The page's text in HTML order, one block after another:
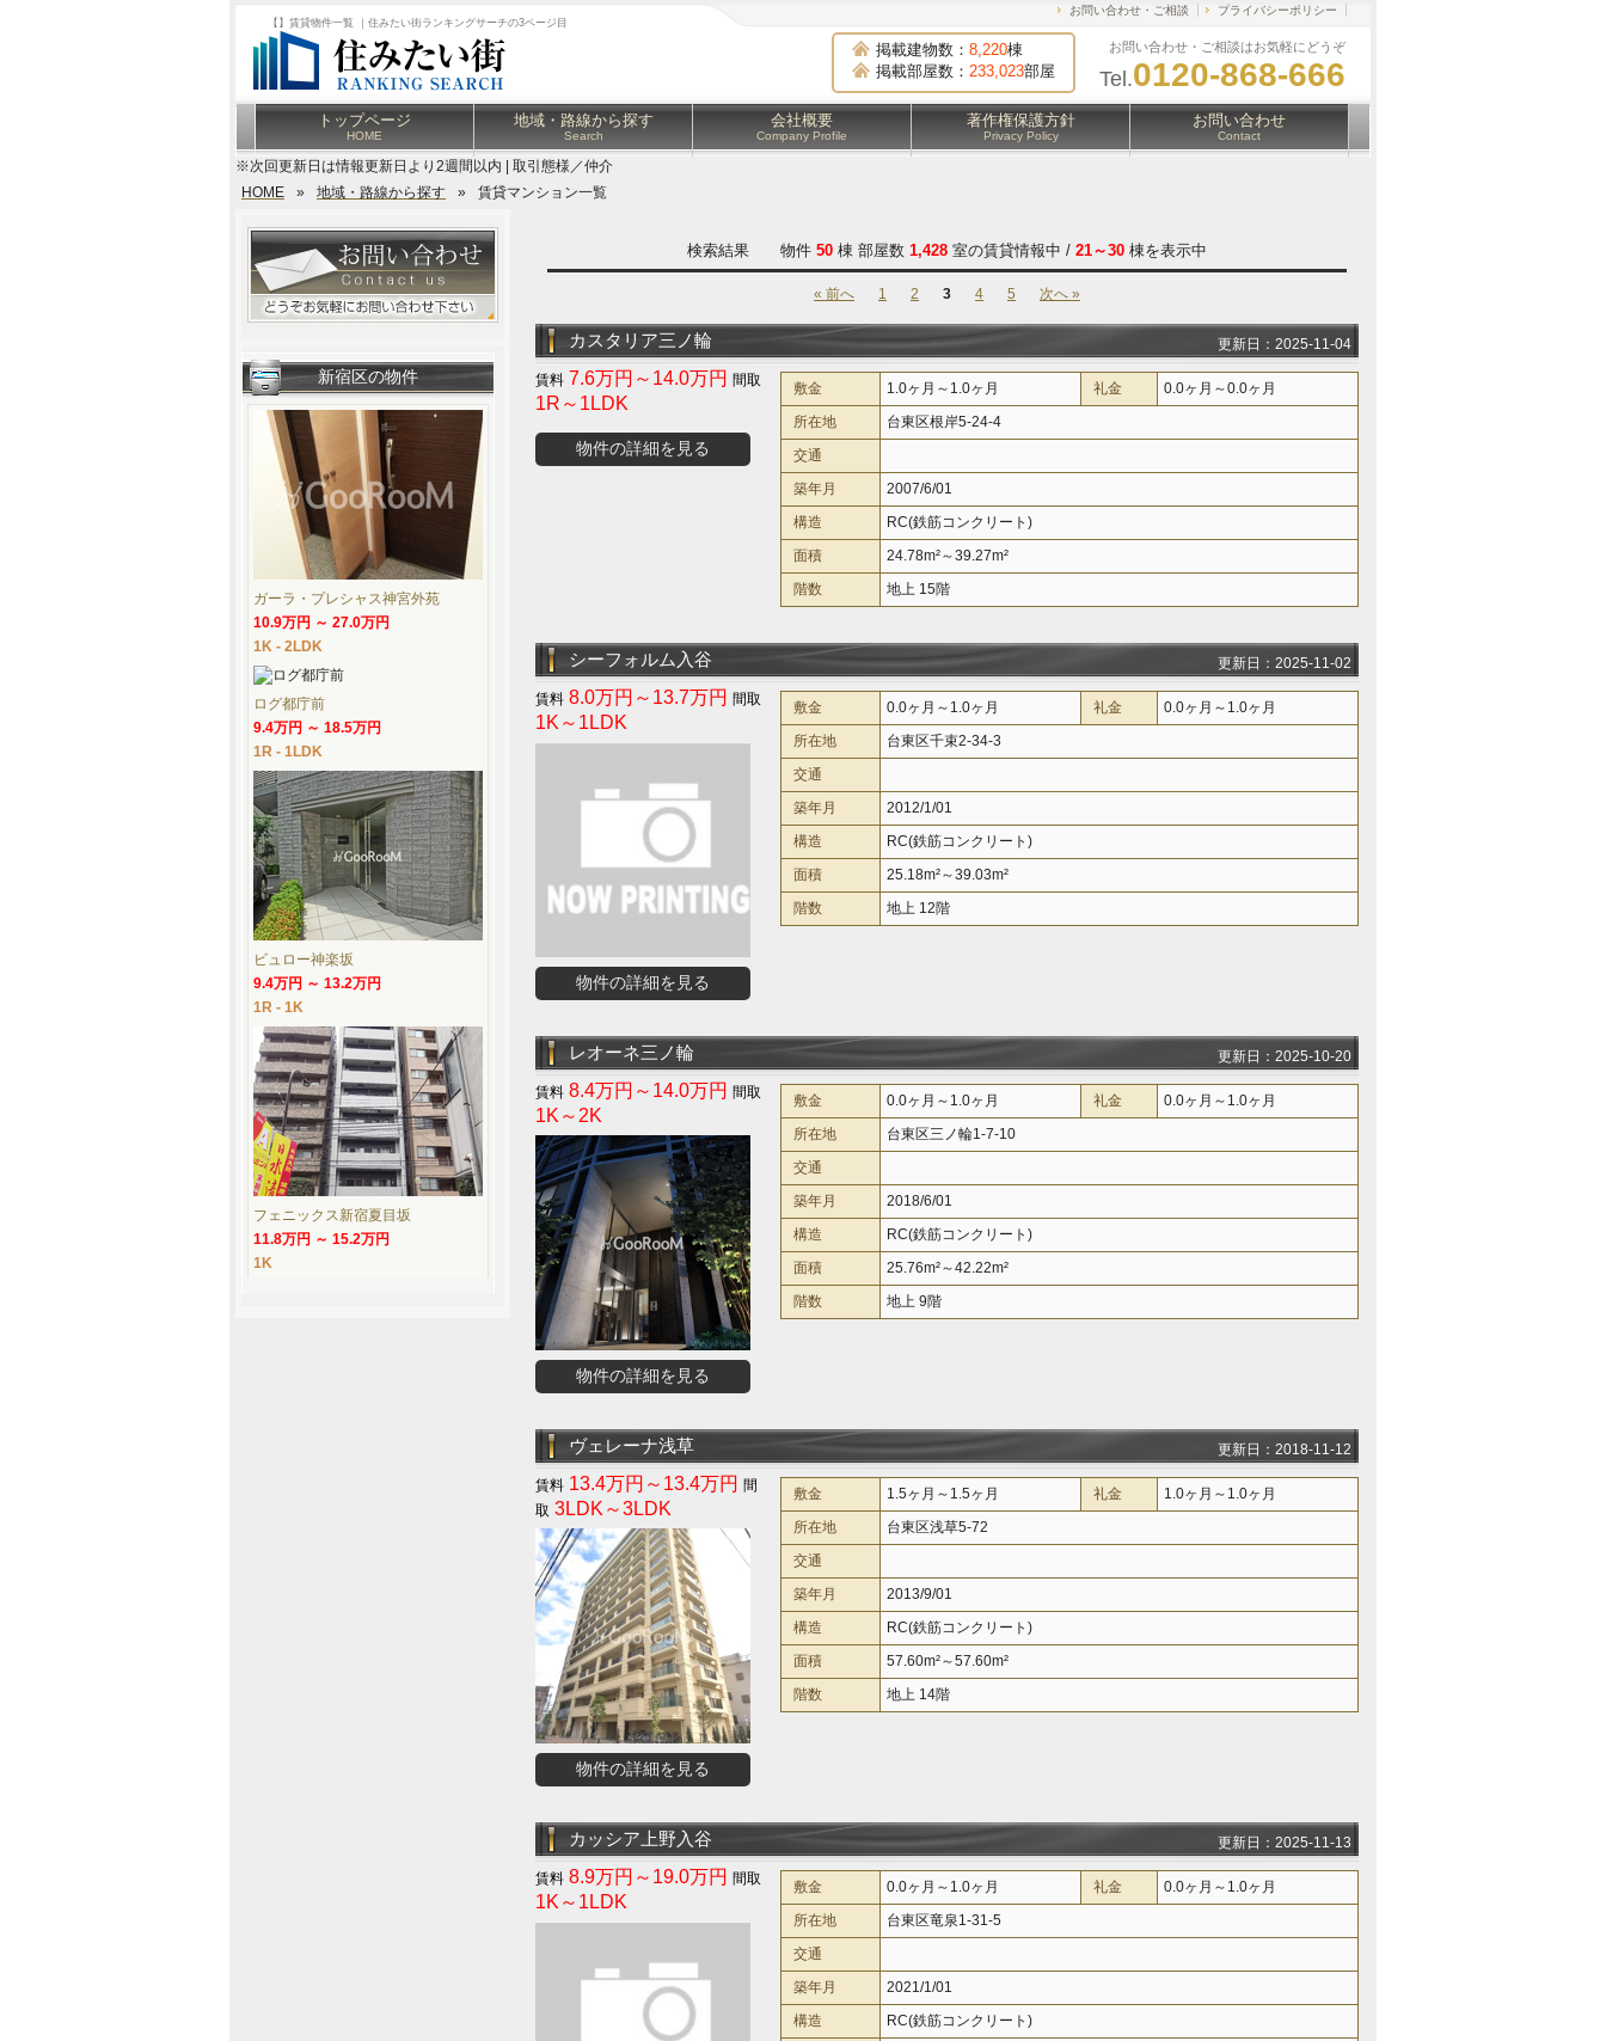
【】賃貸物件一覧 ｜住みたい街ランキングサーチの3ページ目
掲載建物数： 8,220棟
掲載部屋数： 233,023部屋
お問い合わせ・ご相談はお気軽にどうぞ
Tel.0120-868-666
お問い合わせ・ご相談 プライバシーポリシー
トップページ
HOME
地域・路線から探す
Search
会社概要
Company Profile
著作権保護方針
Privacy Policy
お問い合わせ
Contact
※次回更新日は情報更新日より2週間以内 | 取引態様／仲介
HOME
» 地域・路線から探す » 賃貸マンション一覧
検索結果 物件 50 棟 部屋数 1,428 室の賃貸情報中 / 21～30 棟を表示中
« 前へ 1 2 3 4 5 次へ »
カスタリア三ノ輪 更新日：2025-11-04
7.6万円～14.0万円
1R～1LDK
物件の詳細を見る
敷金 1.0ヶ月～1.0ヶ月 礼金
0.0ヶ月～0.0ヶ月
所在地
台東区根岸5-24-4
交通
築年月
2007/6/01
構造
RC(鉄筋コンクリート)
面積
24.78m²～39.27m²
階数
地上 15階
シーフォルム入谷 更新日：2025-11-02
8.0万円～13.7万円
1K～1LDK
物件の詳細を見る
敷金 0.0ヶ月～1.0ヶ月 礼金
0.0ヶ月～1.0ヶ月
所在地
台東区千束2-34-3
交通
築年月
2012/1/01
構造
RC(鉄筋コンクリート)
面積
25.18m²～39.03m²
階数
地上 12階
レオーネ三ノ輪 更新日：2025-10-20
8.4万円～14.0万円
1K～2K
物件の詳細を見る
敷金 0.0ヶ月～1.0ヶ月 礼金
0.0ヶ月～1.0ヶ月
所在地
台東区三ノ輪1-7-10
交通
築年月
2018/6/01
構造
RC(鉄筋コンクリート)
面積
25.76m²～42.22m²
階数
地上 9階
ヴェレーナ浅草 更新日：2018-11-12
13.4万円～13.4万円
3LDK～3LDK
物件の詳細を見る
敷金 1.5ヶ月～1.5ヶ月 礼金
1.0ヶ月～1.0ヶ月
所在地
台東区浅草5-72
交通
築年月
2013/9/01
構造
RC(鉄筋コンクリート)
面積
57.60m²～57.60m²
階数
地上 14階
カッシア上野入谷 更新日：2025-11-13
8.9万円～19.0万円
1K～1LDK
敷金 0.0ヶ月～1.0ヶ月 礼金
0.0ヶ月～1.0ヶ月
所在地
台東区竜泉1-31-5
交通
築年月
2021/1/01
構造
RC(鉄筋コンクリート)
新宿区の物件
ガーラ・プレシャス神宮外苑
10.9万円 ～ 27.0万円
1K - 2LDK
ログ都庁前
9.4万円 ～ 18.5万円
1R - 1LDK
ビュロー神楽坂
9.4万円 ～ 13.2万円
1R - 1K
フェニックス新宿夏目坂
11.8万円 ～ 15.2万円
1K